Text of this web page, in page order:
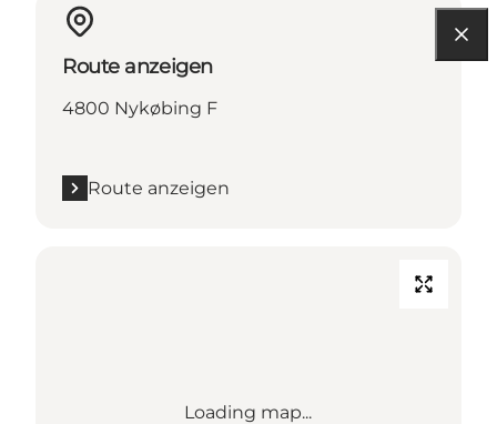
Route anzeigen
4800 Nykøbing F
Route anzeigen
Loading map...